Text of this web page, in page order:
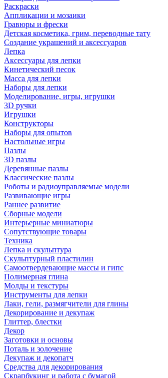
Раскраски
Аппликации и мозаики
Гравюры и фрески
Детская косметика, грим, переводные тату
Создание украшений и аксессуаров
Лепка
Аксессуары для лепки
Кинетический песок
Масса для лепки
Наборы для лепки
Моделирование, игры, игрушки
3D ручки
Игрушки
Конструкторы
Наборы для опытов
Настольные игры
Пазлы
3D пазлы
Деревянные пазлы
Классические пазлы
Роботы и радиоуправляемые модели
Развивающие игры
Раннее развитие
Сборные модели
Интерьерные миниатюры
Сопутствующие товары
Техника
Лепка и скульптура
Скульптурный пластилин
Самоотвердевающие массы и гипс
Полимерная глина
Молды и текстуры
Инструменты для лепки
Лаки, гели, размягчители для глины
Декорирование и декупаж
Глиттер, блестки
Декор
Заготовки и основы
Поталь и золочение
Декупаж и декопатч
Средства для декорирования
Скрапбукинг и работа с бумагой